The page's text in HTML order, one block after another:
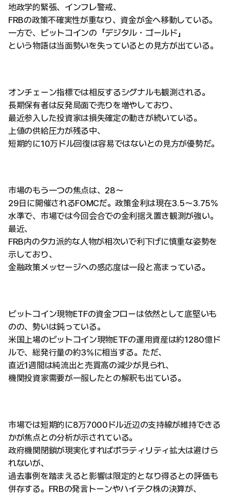
地政学的緊張、インフレ警戒、
FRBの政策不確実性が重なり、資金が金へ移動している。
一方で、ビットコインの「デジタル・ゴールド」
という物語は当面勢いを失っているとの見方が出ている。
オンチェーン指標では相反するシグナルも観測される。
長期保有者は反発局面で売りを増やしており、
最近参入した投資家は損失確定の動きが続いている。
上値の供給圧力が残る中、
短期的に10万ドル回復は容易ではないとの見方が優勢だ。
市場のもう一つの焦点は、28〜
29日に開催されるFOMCだ。政策金利は現在3.5〜3.75%
水準で、市場では今回会合での金利据え置き観測が強い。
最近、
FRB内のタカ派的な人物が相次いで利下げに慎重な姿勢を
示しており、
金融政策メッセージへの感応度は一段と高まっている。
ビットコイン現物ETFの資金フローは依然として底堅いも
のの、勢いは鈍っている。
米国上場のビットコイン現物ETFの運用資産は約1280億ド
ルで、総発行量の約3%に相当する。ただ、
直近1週間は純流出と売買高の減少が見られ、
機関投資家需要が一服したとの解釈も出ている。
市場では短期的に8万7000ドル近辺の支持線が維持できる
かが焦点との分析が示されている。
政府機関閉鎖が現実化すればボラティリティ拡大は避けら
れないが、
過去事例を踏まえると影響は限定的となり得るとの評価も
併存する。FRBの発言トーンやハイテク株の決算が、